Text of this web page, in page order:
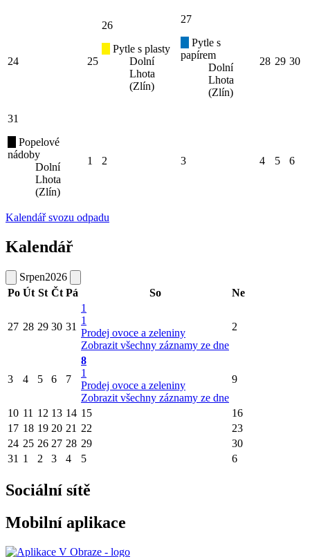
24 25
26
Pytle s plasty
Dolní
Lhota
(Zlín)
27
Pytle s
papírem
Dolní
Lhota
(Zlín)
28 29 30
31
Popelové
nádoby
Dolní
Lhota
(Zlín)
1 2 3 4 5 6
Kalendář svozu odpadu
Kalendář
Srpen2026
Po Út St Čt Pá So Ne
27 28 29 30 31
1
1
Prodej ovoce a zeleniny
Zobrazit všechny záznamy ze dne
2
3 4 5 6 7
8
1
Prodej ovoce a zeleniny
Zobrazit všechny záznamy ze dne
9
10 11 12 13 14 15
16
17 18 19 20 21 22
23
24 25 26 27 28 29
30
31 1 2 3 4 5 6
Sociální sítě
Mobilní aplikace